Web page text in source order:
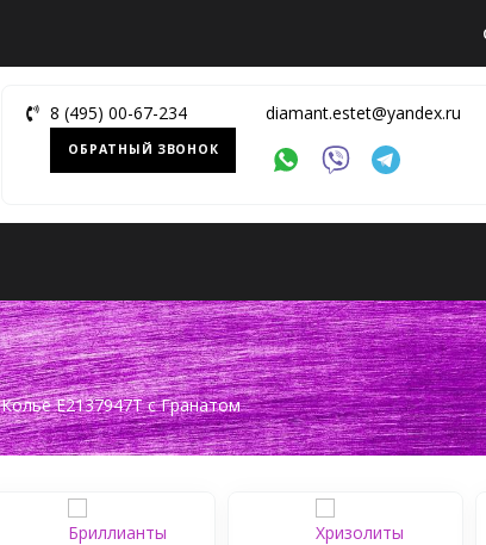
8 (495) 00-67-234
ОБРАТНЫЙ ЗВОНОК
diamant.estet@yandex.ru
Колье Е2137947Т c Гранатом